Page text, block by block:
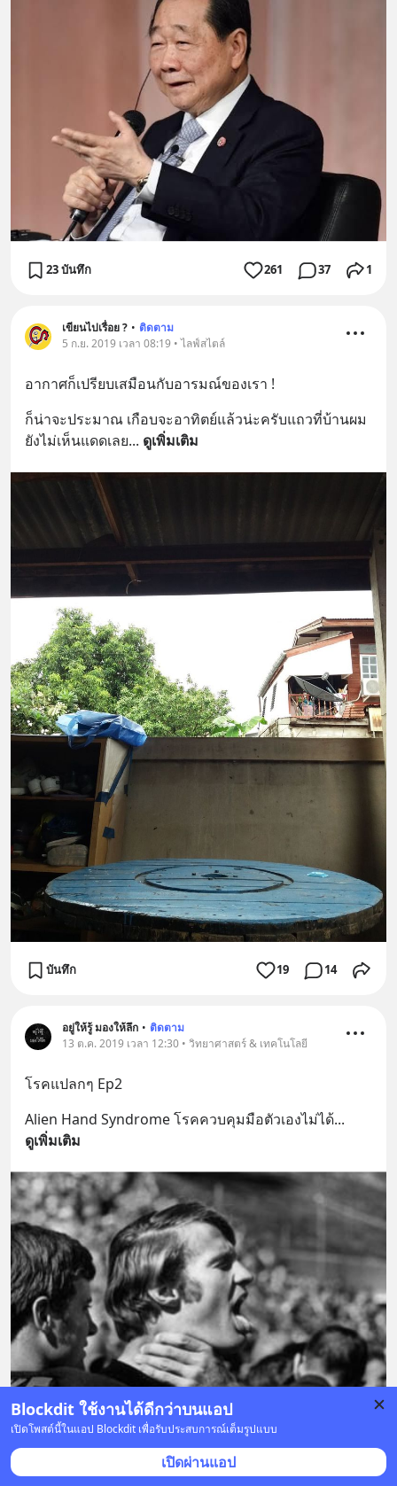
Blockdit ใช้งานได้ดีกว่าบนแอป
เปิดโพสต์นี้ในแอป Blockdit เพื่อรับประสบการณ์เต็มรูปแบบ
เปิดผ่านแอป
23 บันทึก 261 37 1
เขียนไปเรื่อย ? • ติดตาม
5 ก.ย. 2019 เวลา 08:19 • ไลฟ์สไตล์
อากาศก็เปรียบเสมือนกับอารมณ์ของเรา !
ก็น่าจะประมาณ เกือบจะอาทิตย์แล้วน่ะครับแถวที่บ้านผม
ยังไม่เห็นแดดเลย... ดูเพิ่มเติม
บันทึก 19 14
อยู่ให้รู้ มองให้ลึก • ติดตาม
13 ต.ค. 2019 เวลา 12:30 • วิทยาศาสตร์ & เทคโนโลยี
โรคแปลกๆ Ep2
Alien Hand Syndrome โรคควบคุมมือตัวเองไม่ได้...
ดูเพิ่มเติม
1 บันทึก 19 2 1